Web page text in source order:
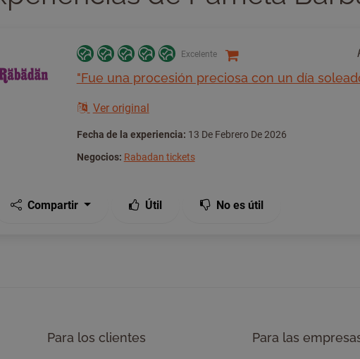
Excelente
"Fue una procesión preciosa con un día
Ver original
Fecha de la experiencia: 13 De Febrero De 2026
Negocios: Rabadan tickets
Compartir Útil No es útil
Para los clientes Para las